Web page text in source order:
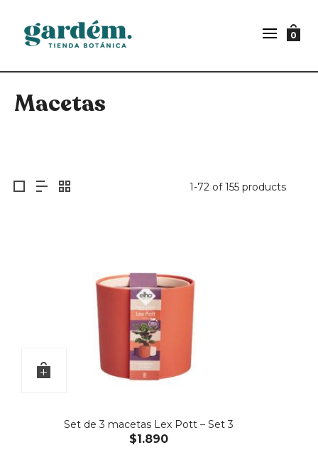
0
Macetas
1-72 of 155 products
Set de 3 macetas Lex Pott – Set 3
$1.890